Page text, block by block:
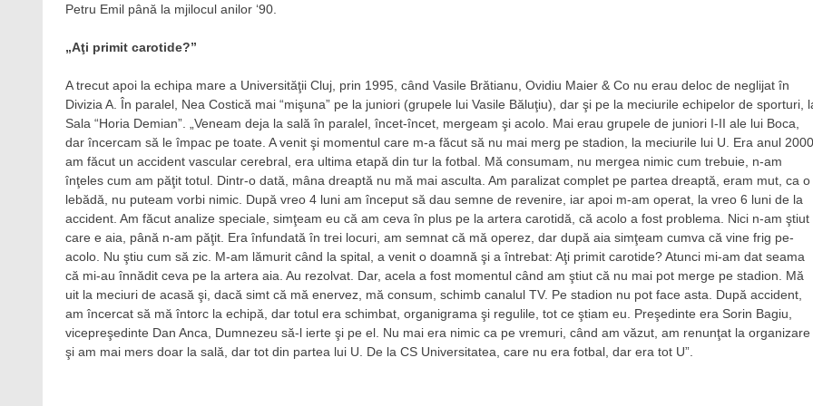
Petru Emil până la mjilocul anilor ‘90.
„Aţi primit carotide?”
A trecut apoi la echipa mare a Universităţii Cluj, prin 1995, când Vasile Brătianu, Ovidiu Maier & Co nu erau deloc de neglijat în
Divizia A. În paralel, Nea Costică mai “mişuna” pe la juniori (grupele lui Vasile Băluţiu), dar şi pe la meciurile echipelor de sporturi,
Sala “Horia Demian”. „Veneam deja la sală în paralel, încet-încet, mergeam şi acolo. Mai erau grupele de juniori I-II ale lui Boca,
dar încercam să le împac pe toate. A venit şi momentul care m-a făcut să nu mai merg pe stadion, la meciurile lui U. Era anul
am făcut un accident vascular cerebral, era ultima etapă din tur la fotbal. Mă consumam, nu mergea nimic cum trebuie, n-am
înţeles cum am păţit totul. Dintr-o dată, mâna dreaptă nu mă mai asculta. Am paralizat complet pe partea dreaptă, eram mut, ca o
lebădă, nu puteam vorbi nimic. După vreo 4 luni am început să dau semne de revenire, iar apoi m-am operat, la vreo 6 luni de la
accident. Am făcut analize speciale, simţeam eu că am ceva în plus pe la artera carotidă, că acolo a fost problema. Nici n-am ştiut
care e aia, până n-am păţit. Era înfundată în trei locuri, am semnat că mă operez, dar după aia simţeam cumva că vine frig pe-
acolo. Nu ştiu cum să zic. M-am lămurit când la spital, a venit o doamnă şi a întrebat: Aţi primit carotide? Atunci mi-am dat seama
că mi-au înnădit ceva pe la artera aia. Au rezolvat. Dar, acela a fost momentul când am ştiut că nu mai pot merge pe stadion. Mă
uit la meciuri de acasă şi, dacă simt că mă enervez, mă consum, schimb canalul TV. Pe stadion nu pot face asta. După accident,
am încercat să mă întorc la echipă, dar totul era schimbat, organigrama şi regulile, tot ce ştiam eu. Preşedinte era Sorin Bagiu,
vicepreşedinte Dan Anca, Dumnezeu să-l ierte şi pe el. Nu mai era nimic ca pe vremuri, când am văzut, am renunţat la organizare
şi am mai mers doar la sală, dar tot din partea lui U. De la CS Universitatea, care nu era fotbal, dar era tot U”.